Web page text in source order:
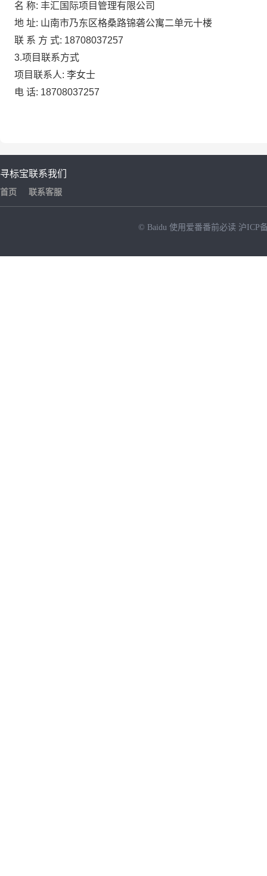
名 称: 丰汇国际项目管理有限公司
地 址: 山南市乃东区格桑路锦砻公寓二单元十楼
联 系 方 式: 18708037257
3.项目联系方式
项目联系人: 李女士
电 话: 18708037257
寻标宝
首页
联系我们
联系客服
© Baidu 使用爱番番前必读 沪ICP